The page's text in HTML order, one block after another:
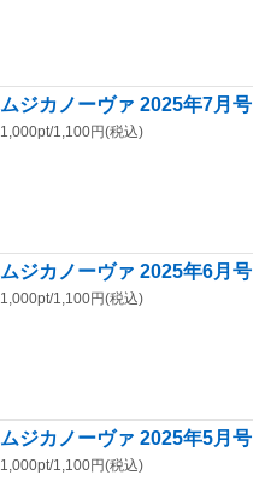
ムジカノーヴァ 2025年7月号
1,000pt/1,100円(税込)
ムジカノーヴァ 2025年6月号
1,000pt/1,100円(税込)
ムジカノーヴァ 2025年5月号
1,000pt/1,100円(税込)